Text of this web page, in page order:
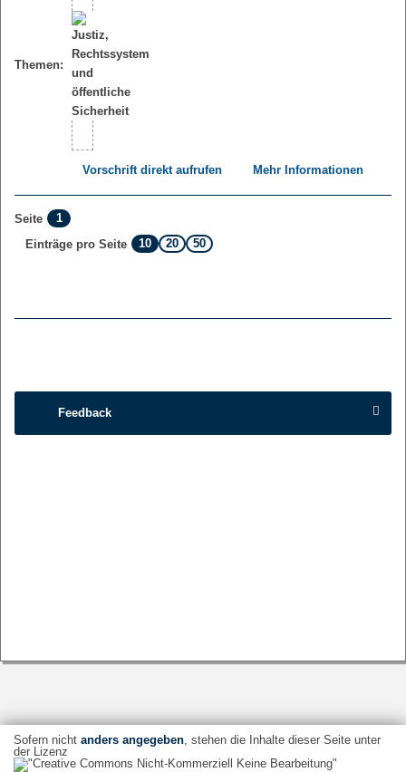
Themen:
Vorschrift direkt aufrufen Mehr Informationen
Seite
1
Einträge pro Seite
10 20 50
Feedback
Sofern nicht anders angegeben, stehen die Inhalte dieser Seite unter
der Lizenz